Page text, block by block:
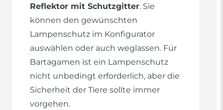
Reflektor mit Schutzgitter. Sie
können den gewünschten
Lampenschutz im Konfigurator
auswählen oder auch weglassen. Für
Bartagamen ist ein Lampenschutz
nicht unbedingt erforderlich, aber die
Sicherheit der Tiere sollte immer
vorgehen.